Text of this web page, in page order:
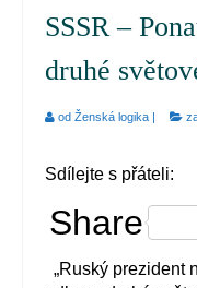
SSSR –
druhé
od Ženská logika |
Sdílejte s přáteli:
Share
„Ruský prezident